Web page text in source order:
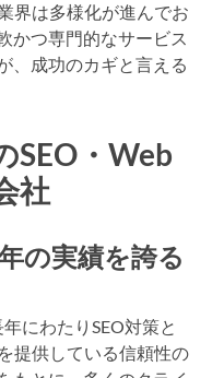
界は多様化が進んでお
かつ専門的なサービス
、成功のカギと言える
SEO・Web
社
の実績を誇る
にわたりSEO対策と
提供している信頼性の